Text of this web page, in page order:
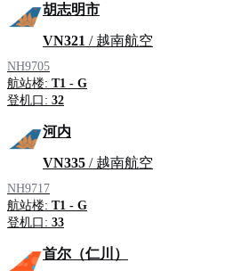
胡志明市
VN321 / 越南航空
NH9705
航站楼: T1 - G
登机口: 32
河内
VN335 / 越南航空
NH9717
航站楼: T1 - G
登机口: 33
首尔（仁川）